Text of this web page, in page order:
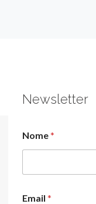
Newsletter
Nome*
Email *